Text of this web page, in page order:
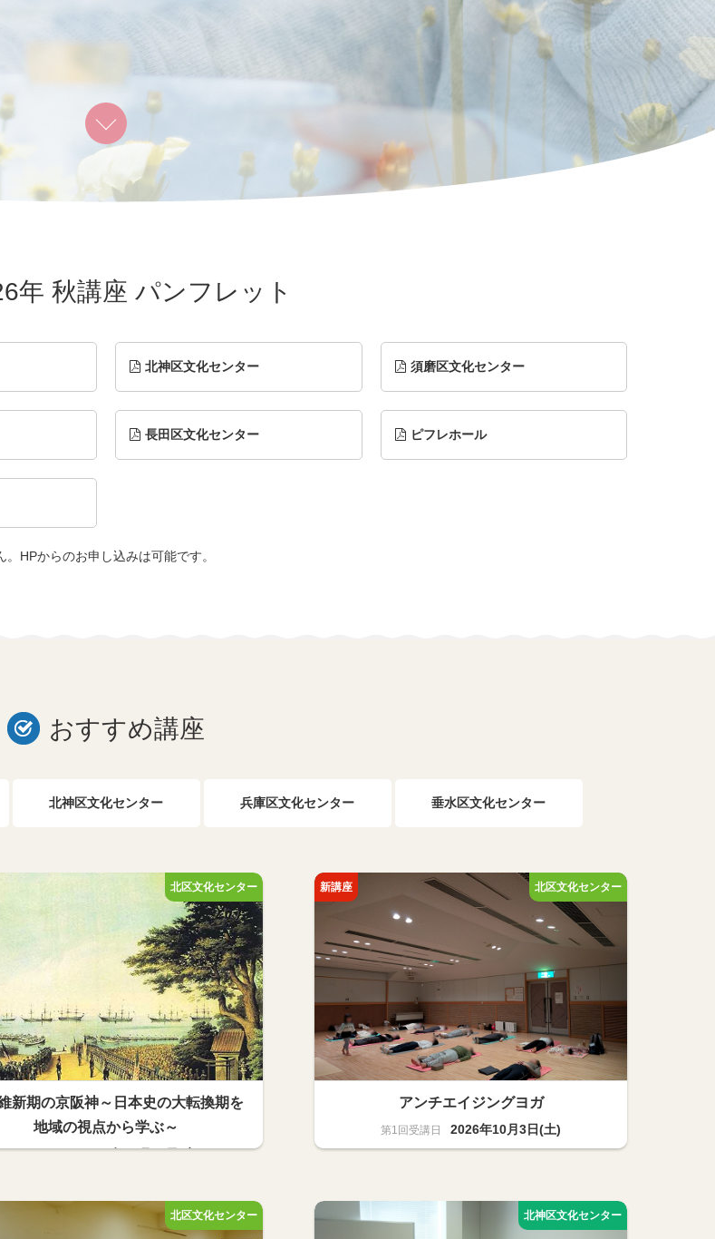
年 秋講座 パンフレット
北神区文化センター 須磨区文化センター
長田区文化センター ピフレホール
HPからのお申し込みは可能です。
おすすめ講座
北神区文化センター 兵庫区文化センター 垂水区文化センター
新期の京阪神～日本史の大転換期を
地域の視点から学ぶ～
2026年10月21日(水)
文学歴史 20名
アンチエイジングヨガ
2026年10月3日(土)